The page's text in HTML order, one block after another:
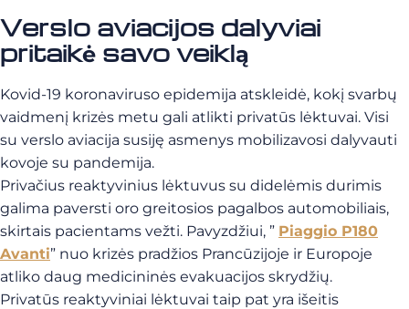
Verslo aviacijos dalyviai
pritaikė savo veiklą
Kovid-19 koronaviruso epidemija atskleidė, kokį svarbų
vaidmenį krizės metu gali atlikti privatūs lėktuvai. Visi
su verslo aviacija susiję asmenys mobilizavosi dalyvauti
kovoje su pandemija.
Privačius reaktyvinius lėktuvus su didelėmis durimis
galima paversti oro greitosios pagalbos automobiliais,
skirtais pacientams vežti. Pavyzdžiui, ” Piaggio P180
Avanti” nuo krizės pradžios Prancūzijoje ir Europoje
atliko daug medicininės evakuacijos skrydžių.
Privatūs reaktyviniai lėktuvai taip pat yra išeitis